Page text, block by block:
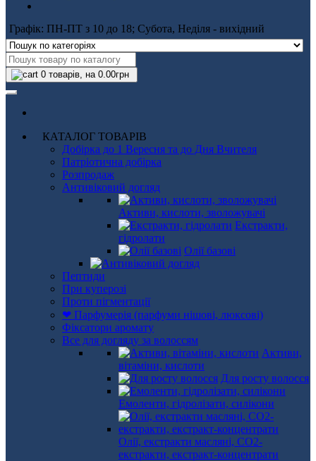
Графік: ПН-ПТ з 10 до 18; Субота, Неділя - вихідний
0 товарів, на 0.00грн
КАТАЛОГ ТОВАРІВ
Добірка до 1 Вересня та до Дня Вчителя
Патріотична добірка
Розпродаж
Антивіковий догляд
Активи, кислоти, зволожувачі
Екстракти,
гідролати
Олії базові
Пептиди
При куперозі
Проти пігментації
❤ Парфумерія (парфуми нішові, люксові)
Фіксатори аромату
Все для догляду за волоссям
Активи,
вітаміни, кислоти
Для росту волосся
Емоленти, гідролізати, силікони
Олії, екстракти масляні, СО2-
екстракти, екстракт-концентрати